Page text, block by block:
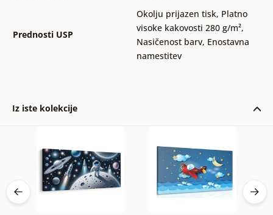
Prednosti USP
Okolju prijazen tisk, Platno
visoke kakovosti 280 g/m²,
Nasičenost barv, Enostavna
namestitev
Iz iste kolekcije